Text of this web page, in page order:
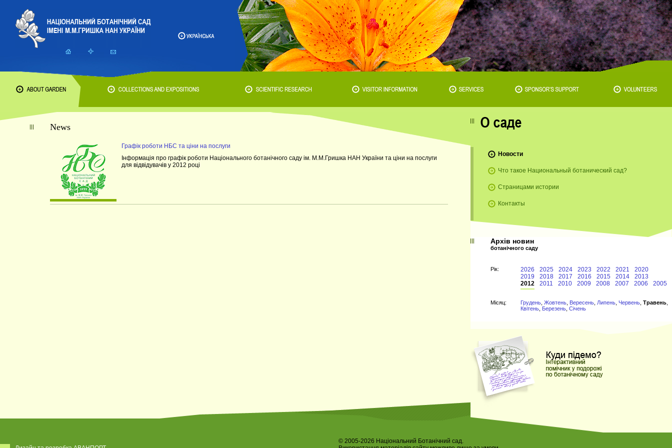
News
Графік роботи НБС та ціни на послуги
Інформація про графік роботи Національного ботанічного саду ім. М.М.Гришка НАН України та ціни на послуги
для відвідувачів у 2012 році
Новости
Что такое Национальный ботанический сад?
Страницами истории
Контакты
Архів новин
ботанічного саду
Рiк: 2026 2025 2024 2023 2022 2021
2020
2019
2018 2017 2016 2015 2014
2013
2012
2011 2010 2009 2008 2007 2006 2005
Мiсяц: Грудень Жовтень Вересень Липень Червень Травень
Квітень Березень Січень
© 2005-2026 Національний Ботанічний сад.